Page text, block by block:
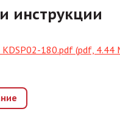
инструкции
180.pdf (pdf, 4.44